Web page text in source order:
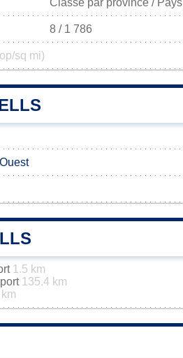
Classé par province / Pays
8 / 1 786
sq mi)
1.5 km
135.4 km